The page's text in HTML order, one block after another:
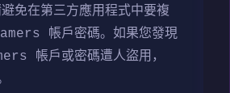
免在第三方應用程式中要複
帳戶密碼。如果您發現
帳戶或密碼遭人盜用，